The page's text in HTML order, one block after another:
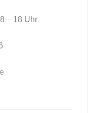
– 18 Uhr